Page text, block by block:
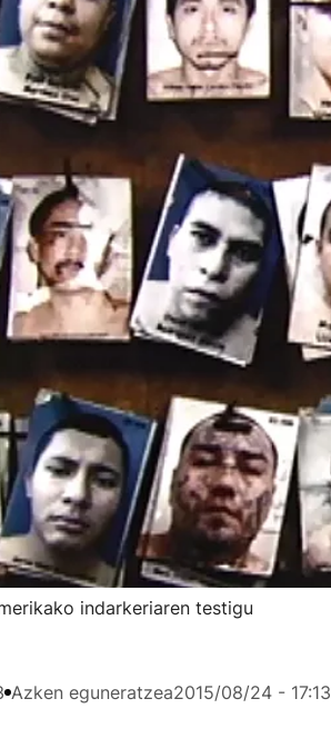
indarkeriaren testigu
Azken eguneratzea2015/08/24 - 17:13